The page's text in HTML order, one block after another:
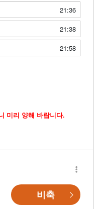
21:36
21:38
21:58
미리 양해 바랍니다.
비축